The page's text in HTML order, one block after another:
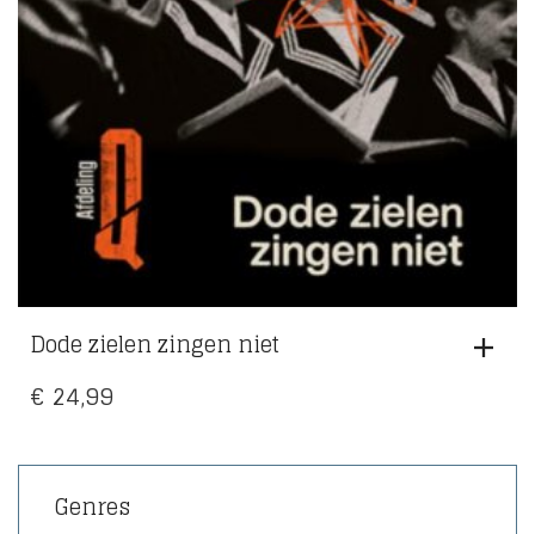
Dode zielen zingen niet
€ 24,99
Genres